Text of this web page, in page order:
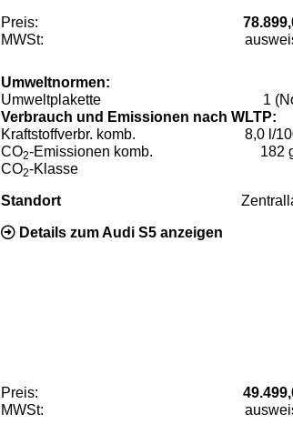
Preis:
MWSt:
Umweltnormen:
Umweltplakette
1
Verbrauch und Emissionen nach WLTP:
Kraftstoffverbr. komb.
8,0 l/
CO2-Emissionen komb.
182
CO2-Klasse
Standort
Details zum Audi S5 anzeigen
Preis:
MWSt: